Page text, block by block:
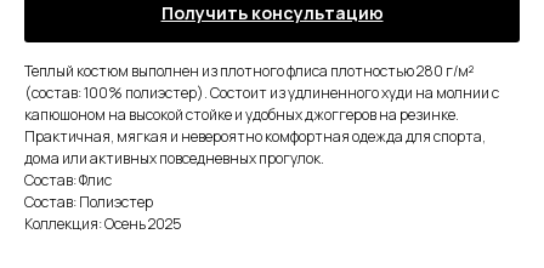
Получить консультацию
Теплый костюм выполнен из плотного флиса плотностью 280 г/м²
(состав: 100% полиэстер). Состоит из удлиненного худи на молнии с
капюшоном на высокой стойке и удобных джоггеров на резинке.
Практичная, мягкая и невероятно комфортная одежда для спорта,
дома или активных повседневных прогулок.
Состав: Флис
Состав: Полиэстер
Коллекция: Осень 2025